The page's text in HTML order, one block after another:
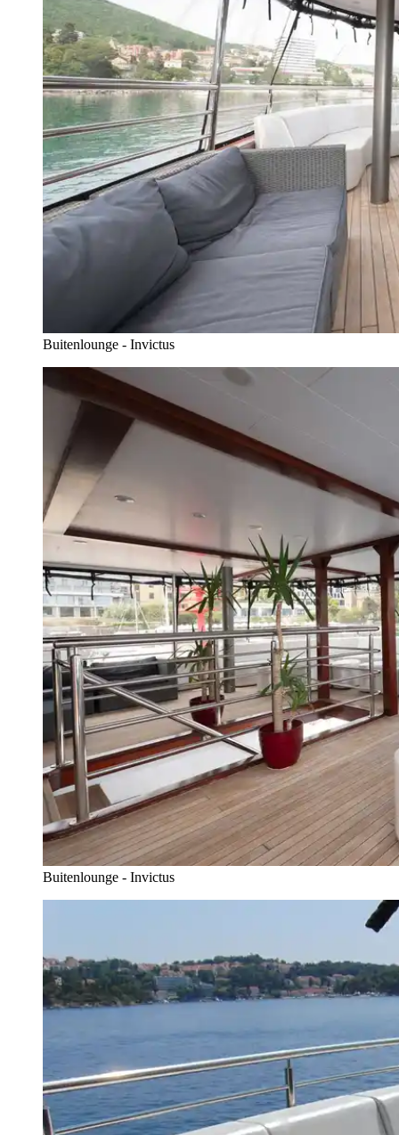
Buitenlounge - Invictus
Buitenlounge - Invictus